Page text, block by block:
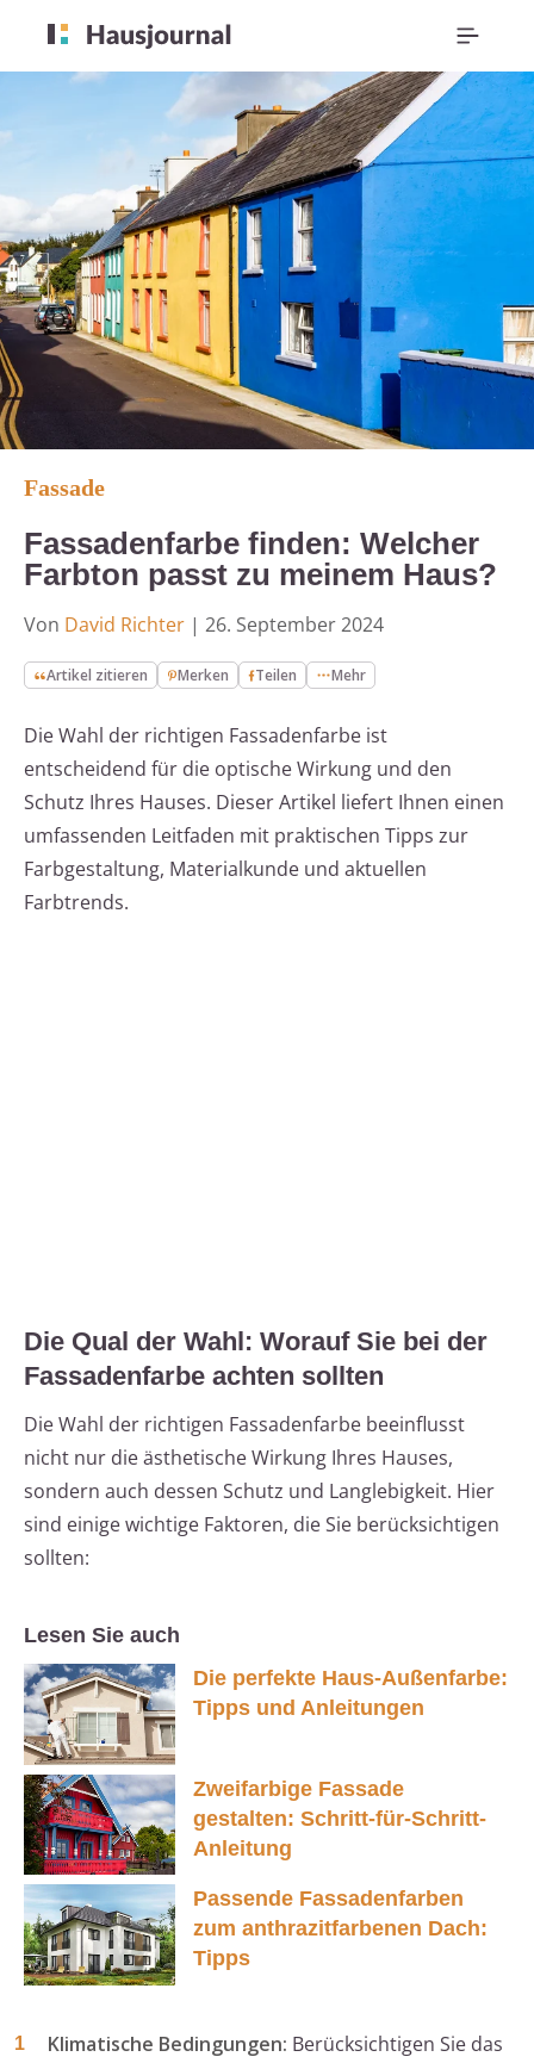
Fassade
Fassadenfarbe finden: Welcher
Farbton passt zu meinem Haus?
Von David Richter | 26. September 2024
Artikel zitieren Merken Teilen Mehr
Die Wahl der richtigen Fassadenfarbe ist
entscheidend für die optische Wirkung und den
Schutz Ihres Hauses. Dieser Artikel liefert Ihnen einen
umfassenden Leitfaden mit praktischen Tipps zur
Farbgestaltung, Materialkunde und aktuellen
Farbtrends.
Die Qual der Wahl: Worauf Sie bei der
Fassadenfarbe achten sollten
Die Wahl der richtigen Fassadenfarbe beeinflusst
nicht nur die ästhetische Wirkung Ihres Hauses,
sondern auch dessen Schutz und Langlebigkeit. Hier
sind einige wichtige Faktoren, die Sie berücksichtigen
sollten:
Lesen Sie auch
Die perfekte Haus-Außenfarbe:
Tipps und Anleitungen
Zweifarbige Fassade
gestalten: Schritt-für-Schritt-
Anleitung
Passende Fassadenfarben
zum anthrazitfarbenen Dach:
Tipps
Klimatische Bedingungen: Berücksichtigen Sie das